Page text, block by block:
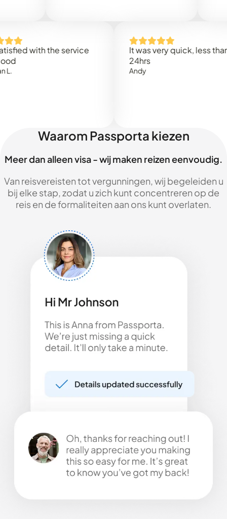
with the service
It was very quick, less than
Waarom Passporta kiezen
Meer dan alleen visa - wij maken reizen eenvoudig.
Van reisvereisten tot vergunningen, wij begeleiden u
bij elke stap, zodat u zich kunt concentreren op de
reis en de formaliteiten aan ons kunt overlaten.